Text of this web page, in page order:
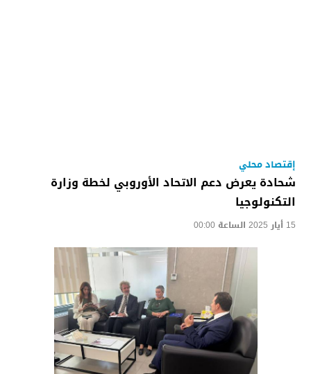
إقتصاد محلي
شحادة يعرض دعم الاتحاد الأوروبي لخطة وزارة
التكنولوجيا
15 أيار 2025 الساعة 00:00